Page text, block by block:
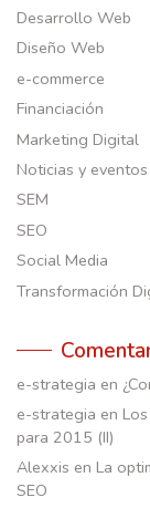
Desarrollo Web
Diseño Web
e-commerce
Financiación
Marketing Digital
Noticias y eventos
SEM
SEO
Social Media
Transformación
e-strategia en
e-strategia en
para 2015 (II)
Alexxis en La
SEO